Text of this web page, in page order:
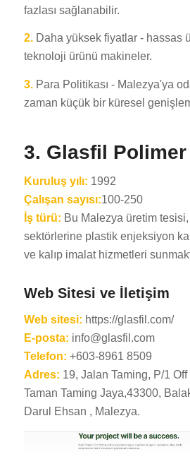
fazlası sağlanabilir.
2.Daha yüksek fiyatlar - hassas
teknoloji ürünü makineler.
3.Para Politikası - Malezya'ya
zaman küçük bir küresel
3. Glasfil
Kuruluş yılı: 1992
Çalışan sayısı:100-250
İş türü: Bu Malezya üretim
sektörlerine plastik enjeksiyon
ve kalıp imalat hizmetleri
Web Sitesi ve İletişim
Web sitesi: https://glasfil.com/
E-posta: info@glasfil.com
Telefon: +603-8961 8509
Adres: 19, Jalan Taming, P/1
Taman Taming Jaya,43300,
Darul Ehsan , Malezya.